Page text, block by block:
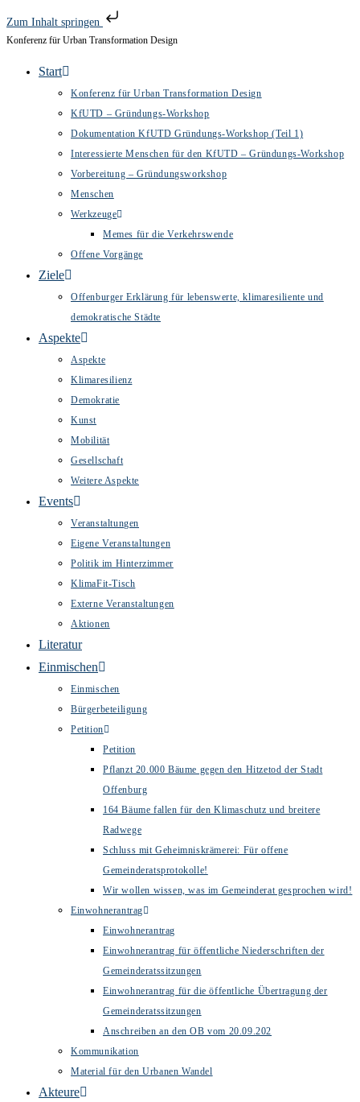
Zum Inhalt springen
Zum
Konferenz für Urban Transformation Design
Start
Konferenz für Urban Transformation Design
KfUTD – Gründungs-Workshop
Dokumentation KfUTD Gründungs-Workshop (Teil 1)
Interessierte Menschen für den KfUTD – Gründungs-Workshop
Vorbereitung – Gründungsworkshop
Menschen
Werkzeuge
Memes für die Verkehrswende
Offene Vorgänge
Ziele
Offenburger Erklärung für lebenswerte, klimaresiliente und
demokratische Städte
Aspekte
Aspekte
Klimaresilienz
Demokratie
Kunst
Mobilität
Gesellschaft
Weitere Aspekte
Events
Veranstaltungen
Eigene Veranstaltungen
Politik im Hinterzimmer
KlimaFit-Tisch
Externe Veranstaltungen
Aktionen
Literatur
Einmischen
Einmischen
Bürgerbeteiligung
Petition
Petition
Pflanzt 20.000 Bäume gegen den Hitzetod der Stadt
Offenburg
164 Bäume fallen für den Klimaschutz und breitere
Radwege
Schluss mit Geheimniskrämerei: Für offene
Gemeinderatsprotokolle!
Wir wollen wissen, was im Gemeinderat gesprochen wird!
Einwohnerantrag
Einwohnerantrag
Einwohnerantrag für öffentliche Niederschriften der
Gemeinderatssitzungen
Einwohnerantrag für die öffentliche Übertragung der
Gemeinderatssitzungen
Anschreiben an den OB vom 20.09.202
Kommunikation
Material für den Urbanen Wandel
Akteure